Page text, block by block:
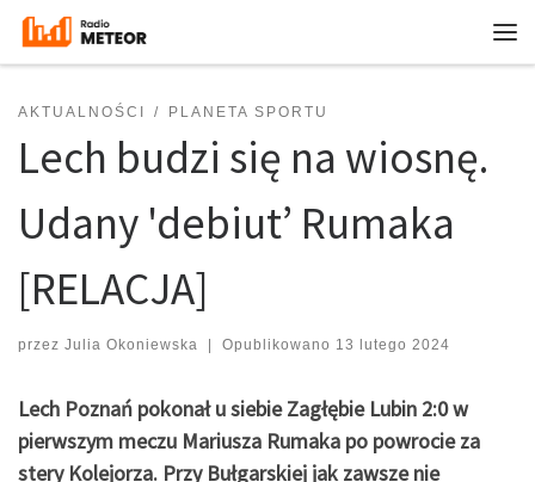
Przejdź do treści
AKTUALNOŚCI PLANETA SPORTU
Lech budzi się na wiosnę.
Udany 'debiut’ Rumaka
[RELACJA]
przez Julia Okoniewska Opublikowano 13 lutego 2024
Lech Poznań pokonał u siebie Zagłębie Lubin 2:0 w
pierwszym meczu Mariusza Rumaka po powrocie za
stery Kolejorza. Przy Bułgarskiej jak zawsze nie